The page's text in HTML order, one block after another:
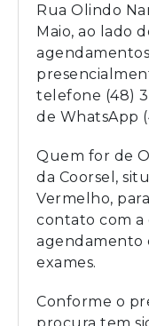
Rua Olindo
Maio, ao lado
telefone (48)
de WhatsApp
Quem for de
da Coorsel,
Vermelho,
contato com a
agendamento
exames.
Conforme o
procura tem